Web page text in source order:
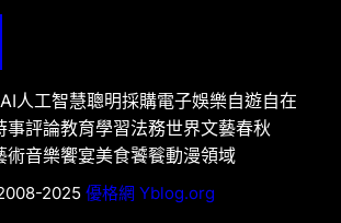
AI人工智慧聰明採購電子娛樂自遊自在
事評論教育學習法務世界文藝春秋
術音樂饗宴美食饕餮動漫領域
2025 優格網 Yblog.org